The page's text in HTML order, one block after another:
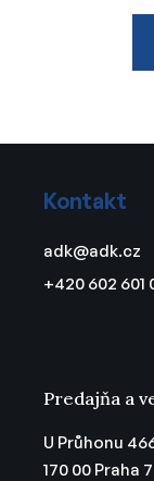
Kontakt
adk@adk.cz
+420 602 601
Predajňa a
U Průhonu
170 00 Praha